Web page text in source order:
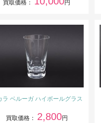
買取価格： 円
ラ ベルーガ ハイボールグラス
買取価格： 2,800円